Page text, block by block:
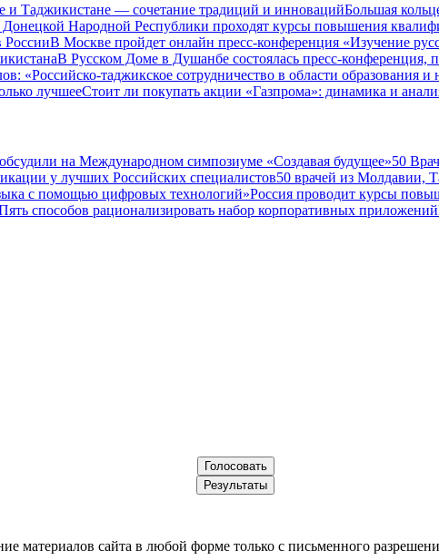
и Таджикистане — сочетание традиций и инновацийБольшая
Народной Республики проходят курсы повышения
В Москве пройдет онлайн пресс-конференция «Изучение
В Русском Доме в Душанбе состоялась пресс-
«Российско-таджикское сотрудничество в области образования
лучшееСтоит ли покупать акции «Газпрома»: динамика и
на Международном симпозиуме «Создавая будущее»50
у лучших Российских специалистов50 врачей из Молдавии,
с помощью цифровых технологий»Россия проводит курсы
способов рационализировать набор корпоративных приложений
материалов сайта в любой форме только с письменного